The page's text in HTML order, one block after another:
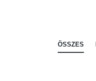
ÖSSZES